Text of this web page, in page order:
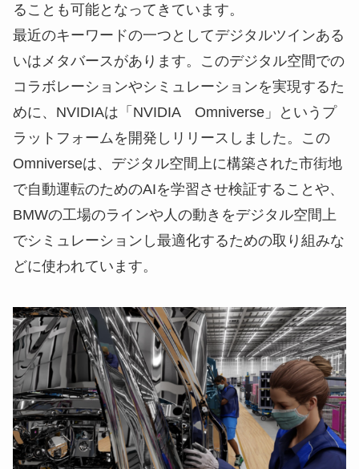
ることも可能となってきています。
最近のキーワードの一つとしてデジタルツインある
いはメタバースがあります。このデジタル空間での
コラボレーションやシミュレーションを実現するた
めに、NVIDIAは「NVIDIA Omniverse」というプ
ラットフォームを開発しリリースしました。この
Omniverseは、デジタル空間上に構築された市街地
で自動運転のためのAIを学習させ検証することや、
BMWの工場のラインや人の動きをデジタル空間上
でシミュレーションし最適化するための取り組みな
どに使われています。